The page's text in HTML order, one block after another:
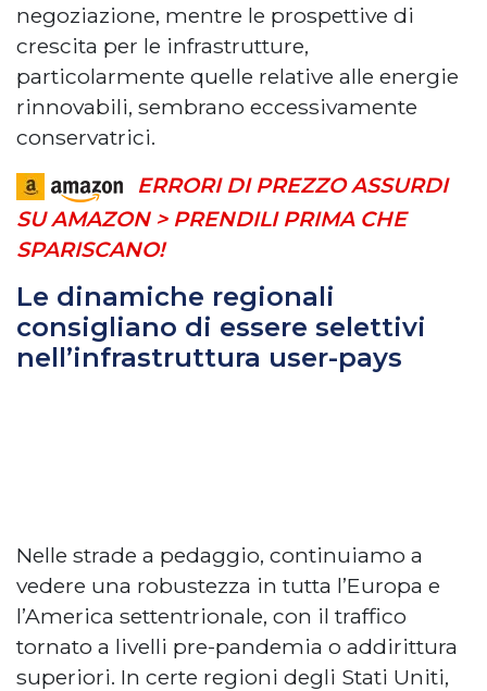
negoziazione, mentre le prospettive di
crescita per le infrastrutture,
particolarmente quelle relative alle energie
rinnovabili, sembrano eccessivamente
conservatrici.
ERRORI DI PREZZO ASSURDI
SU AMAZON > PRENDILI PRIMA CHE
SPARISCANO!
Le dinamiche regionali
consigliano di essere selettivi
nell’infrastruttura user-pays
Nelle strade a pedaggio, continuiamo a
vedere una robustezza in tutta l’Europa e
l’America settentrionale, con il traffico
tornato a livelli pre-pandemia o addirittura
superiori. In certe regioni degli Stati Uniti,